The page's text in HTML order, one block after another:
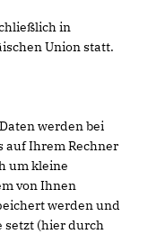
in
Union statt.
werden bei
auf Ihrem Rechner
um kleine
von Ihnen
werden und
setzt (hier durch